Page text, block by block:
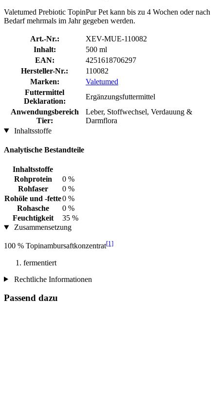
Valetumed Prebiotic TopinPur Pet kann bis zu 4 Wochen oder nach
Bedarf mehrmals im Jahr gegeben werden.
Art.-Nr.:
XEV-MUE-110082
Inhalt:
500 ml
EAN:
4251618706297
Hersteller-Nr.:
110082
Marken:
Valetumed
Futtermittel
Deklaration:
Ergänzungsfuttermittel
Anwendungsbereich
Tier:
Leber, Stoffwechsel, Verdauung &
Darmflora
Inhaltsstoffe
Analytische Bestandteile
Inhaltsstoffe
Rohprotein
0 %
Rohfaser
0 %
Rohöle und -fette0 %
Rohasche
0 %
Feuchtigkeit
35 %
Zusammensetzung
100 % Topinambursaftkonzentrat[1]
fermentiert
Rechtliche Informationen
Passend dazu